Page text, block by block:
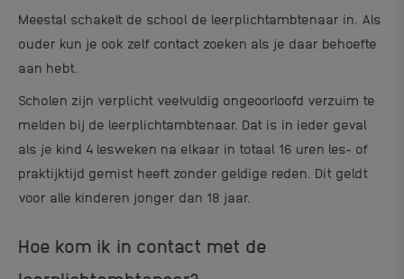
Meestal schakelt de school de leerplichtambtenaar in. Als
ouder kun je ook zelf contact zoeken als je daar behoefte
aan hebt.
Scholen zijn verplicht veelvuldig ongeoorloofd verzuim te
melden bij de leerplichtambtenaar. Dat is in ieder geval
als je kind 4 lesweken na elkaar in totaal 16 uren les- of
praktijktijd gemist heeft zonder geldige reden. Dit geldt
voor alle kinderen jonger dan 18 jaar.
Hoe kom ik in contact met de